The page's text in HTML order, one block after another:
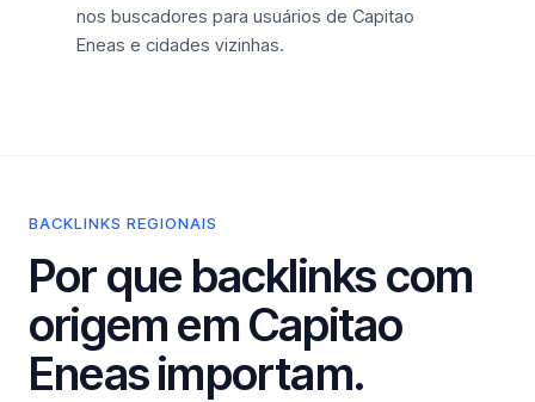
nos buscadores para usuários de Capitao
Eneas e cidades vizinhas.
BACKLINKS REGIONAIS
Por que backlinks com
origem em Capitao
Eneas importam.